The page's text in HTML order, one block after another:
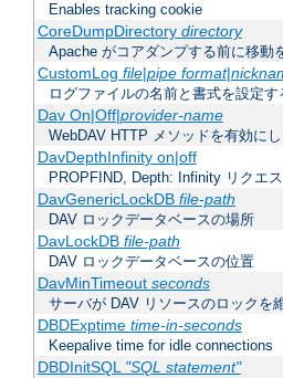
Enables tracking cookie
CoreDumpDirectory directory
Apache がコアダンプする前に移動
CustomLog file|pipe format|
ログファイルの名前と書式を設定す
Dav On|Off|provider-name
WebDAV HTTP メソッドを有効に
DavDepthInfinity on|off
PROPFIND, Depth: Infinity リクエ
DavGenericLockDB file-path
DAV ロックデータベースの場所
DavLockDB file-path
DAV ロックデータベースの位置
DavMinTimeout seconds
サーバが DAV リソースのロックを
DBDExptime time-in-seconds
Keepalive time for idle connections
DBDInitSQL "SQL statement"